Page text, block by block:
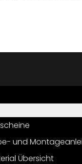
und
Übersicht